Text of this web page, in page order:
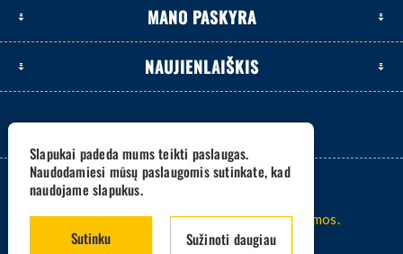
MANO PASKYRA
NAUJIENLAIŠKIS
2026 www.eksetas.lt. Visos teisės saugomos.
Sistema -nopCommerce
Slapukai padeda mums teikti paslaugas.
Naudodamiesi mūsų paslaugomis sutinkate, kad
naudojame slapukus.
Sutinku Sužinoti daugiau